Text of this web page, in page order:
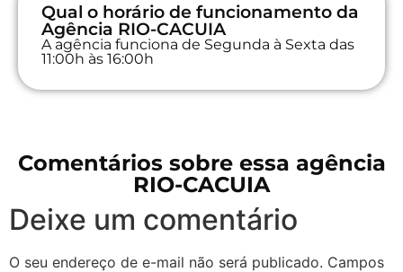
Qual o horário de funcionamento da
Agência RIO-CACUIA
A agência funciona de Segunda à Sexta das
11:00h às 16:00h
Comentários sobre essa agência
RIO-CACUIA
Deixe um comentário
O seu endereço de e-mail não será publicado. Campos